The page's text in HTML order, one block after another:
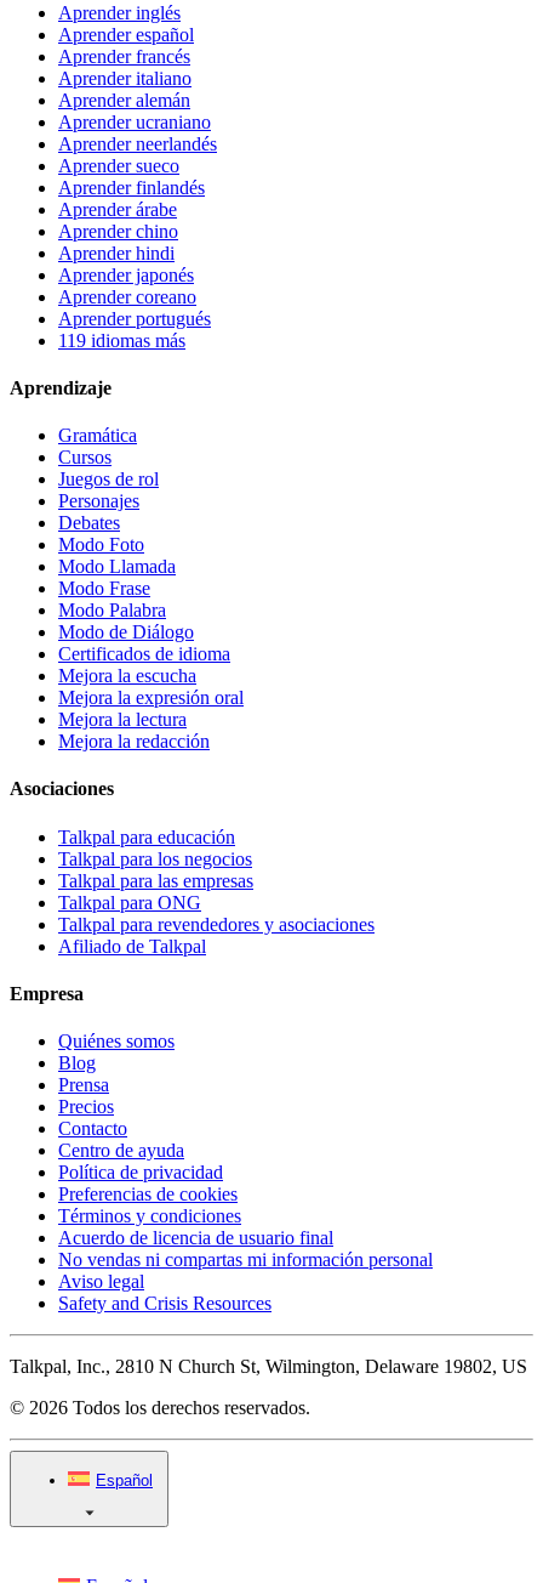
Aprender inglés
Aprender español
Aprender francés
Aprender italiano
Aprender alemán
Aprender ucraniano
Aprender neerlandés
Aprender sueco
Aprender finlandés
Aprender árabe
Aprender chino
Aprender hindi
Aprender japonés
Aprender coreano
Aprender portugués
119 idiomas más
Aprendizaje
Gramática
Cursos
Juegos de rol
Personajes
Debates
Modo Foto
Modo Llamada
Modo Frase
Modo Palabra
Modo de Diálogo
Certificados de idioma
Mejora la escucha
Mejora la expresión oral
Mejora la lectura
Mejora la redacción
Asociaciones
Talkpal para educación
Talkpal para los negocios
Talkpal para las empresas
Talkpal para ONG
Talkpal para revendedores y asociaciones
Afiliado de Talkpal
Empresa
Quiénes somos
Blog
Prensa
Precios
Contacto
Centro de ayuda
Política de privacidad
Preferencias de cookies
Términos y condiciones
Acuerdo de licencia de usuario final
No vendas ni compartas mi información personal
Aviso legal
Safety and Crisis Resources
Talkpal, Inc., 2810 N Church St, Wilmington, Delaware 19802, US
© 2026 Todos los derechos reservados.
Español